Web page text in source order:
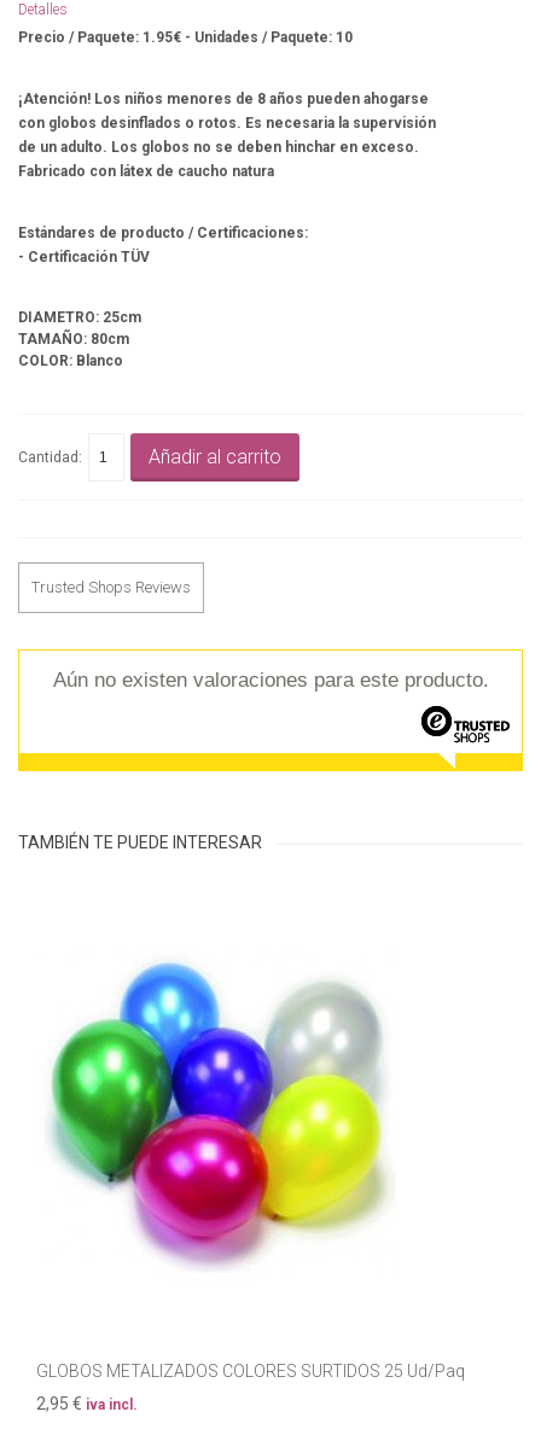
Detalles
Precio / Paquete: 1.95€ - Unidades / Paquete: 10
¡Atención! Los niños menores de 8 años pueden ahogarse
con globos desinflados o rotos. Es necesaria la supervisión
de un adulto. Los globos no se deben hinchar en exceso.
Fabricado con látex de caucho natura
Estándares de producto / Certificaciones:
- Certificación TÜV
DIAMETRO: 25cm
TAMAÑO: 80cm
COLOR: Blanco
Cantidad: Añadir al carrito
Trusted Shops Reviews
Aún no existen valoraciones para este producto.
TAMBIÉN TE PUEDE INTERESAR
GLOBOS METALIZADOS COLORES SURTIDOS 25 Ud/Paq
2,95 € iva incl.